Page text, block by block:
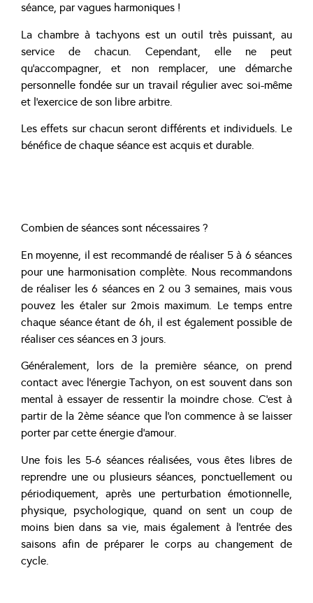
séance, par vagues harmoniques !
La chambre à tachyons est un outil très puissant, au
service de chacun. Cependant, elle ne peut
qu’accompagner, et non remplacer, une démarche
personnelle fondée sur un travail régulier avec soi-même
et l’exercice de son libre arbitre.
Les effets sur chacun seront différents et individuels. Le
bénéfice de chaque séance est acquis et durable.
Combien de séances sont nécessaires ?
En moyenne, il est recommandé de réaliser 5 à 6 séances
pour une harmonisation complète. Nous recommandons
de réaliser les 6 séances en 2 ou 3 semaines, mais vous
pouvez les étaler sur 2mois maximum. Le temps entre
chaque séance étant de 6h, il est également possible de
réaliser ces séances en 3 jours.
Généralement, lors de la première séance, on prend
contact avec l’énergie Tachyon, on est souvent dans son
mental à essayer de ressentir la moindre chose. C’est à
partir de la 2ème séance que l’on commence à se laisser
porter par cette énergie d’amour.
Une fois les 5-6 séances réalisées, vous êtes libres de
reprendre une ou plusieurs séances, ponctuellement ou
périodiquement, après une perturbation émotionnelle,
physique, psychologique, quand on sent un coup de
moins bien dans sa vie, mais également à l’entrée des
saisons afin de préparer le corps au changement de
cycle.